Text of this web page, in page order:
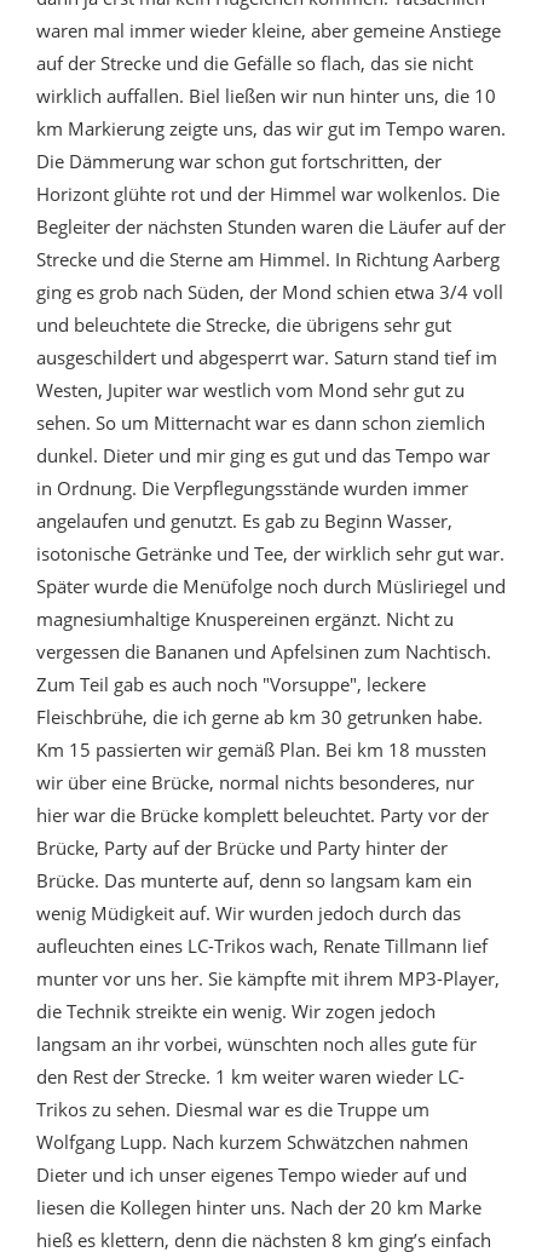
waren mal immer wieder kleine, aber gemeine Anstiege
auf der Strecke und die Gefälle so flach, das sie nicht
wirklich auffallen. Biel ließen wir nun hinter uns, die 10
km Markierung zeigte uns, das wir gut im Tempo waren.
Die Dämmerung war schon gut fortschritten, der
Horizont glühte rot und der Himmel war wolkenlos. Die
Begleiter der nächsten Stunden waren die Läufer auf der
Strecke und die Sterne am Himmel. In Richtung Aarberg
ging es grob nach Süden, der Mond schien etwa 3/4 voll
und beleuchtete die Strecke, die übrigens sehr gut
ausgeschildert und abgesperrt war. Saturn stand tief im
Westen, Jupiter war westlich vom Mond sehr gut zu
sehen. So um Mitternacht war es dann schon ziemlich
dunkel. Dieter und mir ging es gut und das Tempo war
in Ordnung. Die Verpflegungsstände wurden immer
angelaufen und genutzt. Es gab zu Beginn Wasser,
isotonische Getränke und Tee, der wirklich sehr gut war.
Später wurde die Menüfolge noch durch Müsliriegel und
magnesiumhaltige Knuspereinen ergänzt. Nicht zu
vergessen die Bananen und Apfelsinen zum Nachtisch.
Zum Teil gab es auch noch "Vorsuppe", leckere
Fleischbrühe, die ich gerne ab km 30 getrunken habe.
Km 15 passierten wir gemäß Plan. Bei km 18 mussten
wir über eine Brücke, normal nichts besonderes, nur
hier war die Brücke komplett beleuchtet. Party vor der
Brücke, Party auf der Brücke und Party hinter der
Brücke. Das munterte auf, denn so langsam kam ein
wenig Müdigkeit auf. Wir wurden jedoch durch das
aufleuchten eines LC-Trikos wach, Renate Tillmann lief
munter vor uns her. Sie kämpfte mit ihrem MP3-Player,
die Technik streikte ein wenig. Wir zogen jedoch
langsam an ihr vorbei, wünschten noch alles gute für
den Rest der Strecke. 1 km weiter waren wieder LC-
Trikos zu sehen. Diesmal war es die Truppe um
Wolfgang Lupp. Nach kurzem Schwätzchen nahmen
Dieter und ich unser eigenes Tempo wieder auf und
liesen die Kollegen hinter uns. Nach der 20 km Marke
hieß es klettern, denn die nächsten 8 km ging’s einfach